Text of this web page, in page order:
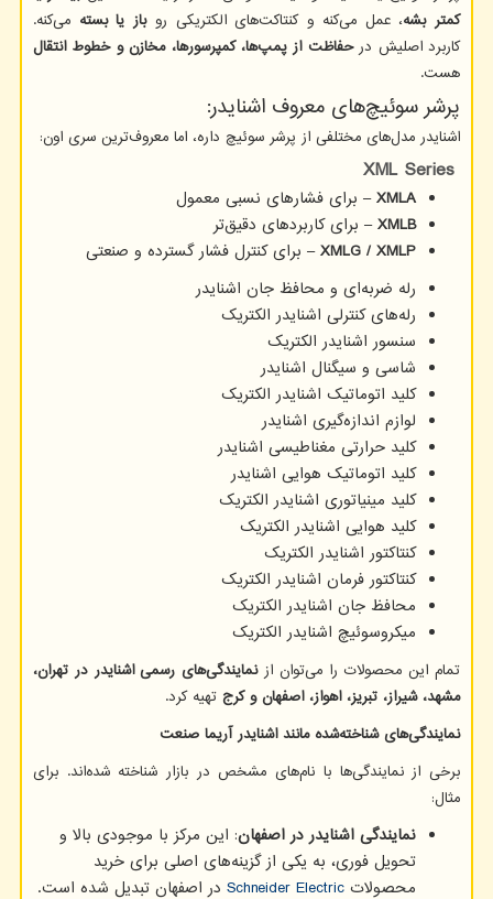
کمتر بشه، عمل می‌کنه و کنتاکت‌های الکتریکی روباز یا بسته می‌کنه.
کاربرد اصلیش درحفاظت از پمپ‌ها، کمپرسورها، مخازن و خطوط انتقال
هست.
پرشر سوئیچ‌های معروف اشنایدر:
اشنایدر مدل‌های مختلفی از پرشر سوئیچ داره، اما معروف‌ترین سری اون:
XML Series
XMLA
– برای فشارهای نسبی معمول
XMLB
– برای کاربردهای دقیق‌تر
XMLG / XMLP
– برای کنترل فشار گسترده و صنعتی
رله ضربه‌ای و محافظ جان اشنایدر
رله‌های کنترلی اشنایدر الکتریک
سنسور اشنایدر الکتریک
شاسی و سیگنال اشنایدر
کلید اتوماتیک اشنایدر الکتریک
لوازم اندازه‌گیری اشنایدر
کلید حرارتی مغناطیسی اشنایدر
کلید اتوماتیک هوایی اشنایدر
کلید مینیاتوری اشنایدر الکتریک
کلید هوایی اشنایدر الکتریک
کنتاکتور اشنایدر الکتریک
کنتاکتور فرمان اشنایدر الکتریک
محافظ جان اشنایدر الکتریک
میکروسوئیچ اشنایدر الکتریک
تمام این محصولات را می‌توان ازنمایندگی‌های رسمی اشنایدر در تهران،
مشهد، شیراز، تبریز، اهواز، اصفهان و کرج تهیه کرد.
نمایندگی‌های شناخته‌شده مانند اشنایدر آریما صنعت
برخی از نمایندگی‌ها با نام‌های مشخص در بازار شناخته شده‌اند. برای
مثال:
نمایندگی اشنایدر در اصفهان: این مرکز با موجودی بالا و
تحویل فوری، به یکی از گزینه‌های اصلی برای خرید
محصولات Schneider Electric در اصفهان تبدیل شده است.